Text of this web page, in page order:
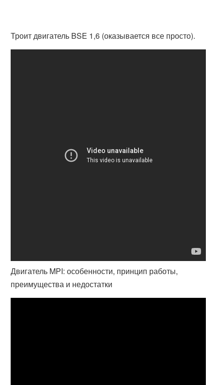
Троит двигатель BSE 1,6 (оказывается все просто).
Двигатель MPI: особенности, принцип работы,
преимущества и недостатки